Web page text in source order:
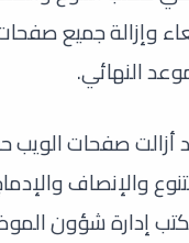
مساءً يوم الأربعاء
النهائي.
أزالت صفحات
والإنصاف
إدارة شؤون